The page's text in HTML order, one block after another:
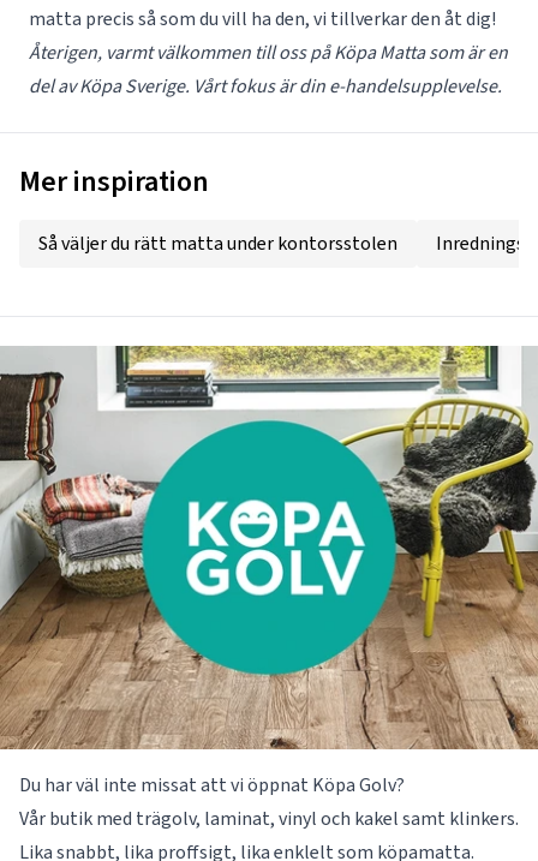
matta precis så som du vill ha den, vi tillverkar den åt dig!
Återigen, varmt välkommen till oss på Köpa Matta som är en
del avKöpa Sverige. Vårt fokus är din e-handelsupplevelse.
Mer inspiration
Så väljer du rätt matta under kontorsstolen
Du har väl inte missat att vi öppnatKöpa Golv?
Vår butik med trägolv, laminat,vinyloch kakel samt klinkers.
Lika snabbt, lika proffsigt, lika enklelt som köpamatta.